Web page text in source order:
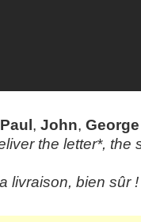
Paul , John, George
the letter*, the
livraison, bien sûr